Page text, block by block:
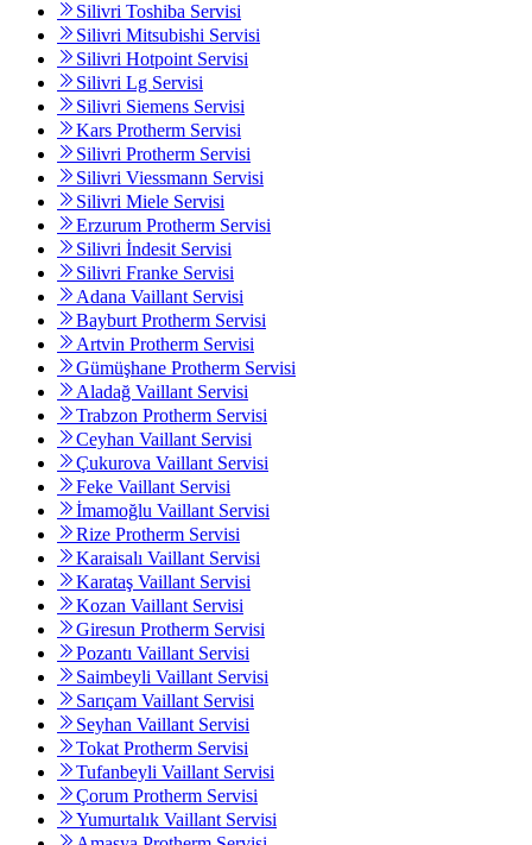
Silivri Toshiba Servisi
Silivri Mitsubishi Servisi
Silivri Hotpoint Servisi
Silivri Lg Servisi
Silivri Siemens Servisi
Kars Protherm Servisi
Silivri Protherm Servisi
Silivri Viessmann Servisi
Silivri Miele Servisi
Erzurum Protherm Servisi
Silivri İndesit Servisi
Silivri Franke Servisi
Adana Vaillant Servisi
Bayburt Protherm Servisi
Artvin Protherm Servisi
Gümüşhane Protherm Servisi
Aladağ Vaillant Servisi
Trabzon Protherm Servisi
Ceyhan Vaillant Servisi
Çukurova Vaillant Servisi
Feke Vaillant Servisi
İmamoğlu Vaillant Servisi
Rize Protherm Servisi
Karaisalı Vaillant Servisi
Karataş Vaillant Servisi
Kozan Vaillant Servisi
Giresun Protherm Servisi
Pozantı Vaillant Servisi
Saimbeyli Vaillant Servisi
Sarıçam Vaillant Servisi
Seyhan Vaillant Servisi
Tokat Protherm Servisi
Tufanbeyli Vaillant Servisi
Çorum Protherm Servisi
Yumurtalık Vaillant Servisi